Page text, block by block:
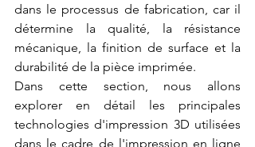
dans le processus de fabrication, car il
détermine la qualité, la résistance
mécanique, la finition de surface et la
durabilité de la pièce imprimée.
Dans cette section, nous allons
explorer en détail les principales
technologies d'impression 3D utilisées
dans le cadre de l'impression en ligne